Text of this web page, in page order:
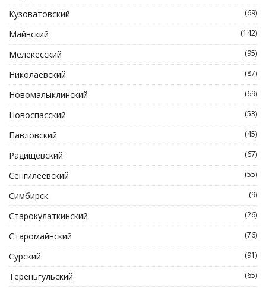
Кузоватовский (69)
Майнский (142)
Мелекесский (95)
Николаевский (87)
Новомалыклинский (69)
Новоспасский (53)
Павловский (45)
Радищевский (67)
Сенгилеевский (55)
Симбирск (9)
Старокулаткинский (26)
Старомайнский (76)
Сурский (91)
Тереньгульский (65)